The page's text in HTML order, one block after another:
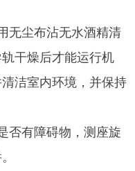
尘布沾无水酒精清
干燥后才能运行机
洁室内环境，并保持
有障碍物，测座旋